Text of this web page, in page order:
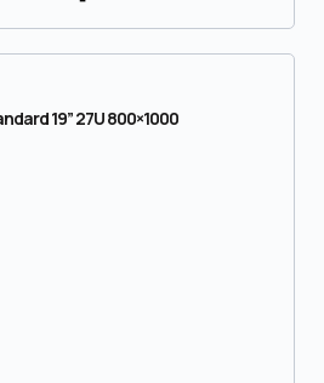
19” 27U 800×1000